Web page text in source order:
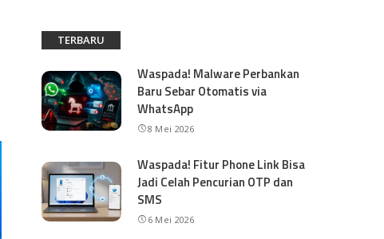
TERBARU
Waspada! Malware Perbankan
Baru Sebar Otomatis via
WhatsApp
8 Mei 2026
Waspada! Fitur Phone Link Bisa
Jadi Celah Pencurian OTP dan
SMS
6 Mei 2026